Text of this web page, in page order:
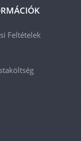
Feltételek